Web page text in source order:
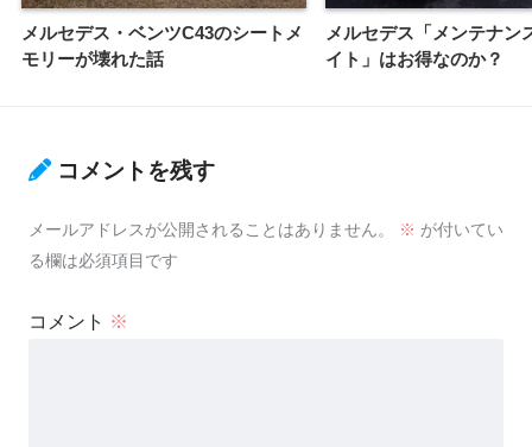
メルセデス・ベンツC43のシートメ
モリーが壊れた話
メルセデス「メンテナン
イト」はお得なのか？
コメントを残す
メールアドレスが公開されることはありません。 ※ が付いてい
る欄は必須項目です
コメント ※